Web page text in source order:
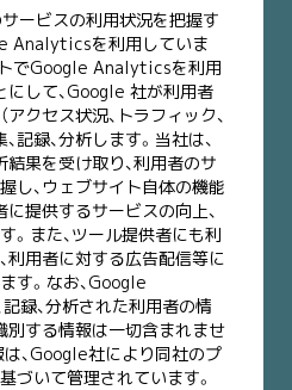
サービスの利用状況を把握す
Analyticsを利用していま
でGoogle Analyticsを利用
にして、Google 社が利用者
クセス状況、トラフィック、
記録、分析します。当社は、
果を受け取り、利用者のサ
し、ウェブサイト自体の機能
に提供するサービスの向上、
。また、ツール提供者にも利
利用者に対する広告配信等に
す。なお、Google
録、分析された利用者の情
別する情報は一切含まれませ
は、Google社により同社のプ
づいて管理されています。